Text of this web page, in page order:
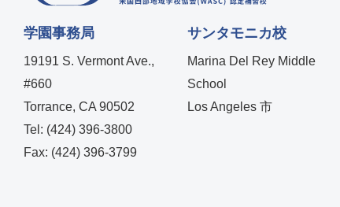
学園事務局
19191 S. Vermont Ave.,
#660
Torrance, CA 90502
Tel: (424) 396-3800
Fax: (424) 396-3799
サンタモニカ校
Marina Del Rey Middle
School
Los Angeles 市